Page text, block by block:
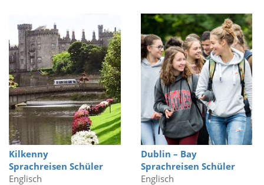
Kilkenny
Sprachreisen Schüler
Englisch
Dublin – Bay
Sprachreisen Schüler
Englisch